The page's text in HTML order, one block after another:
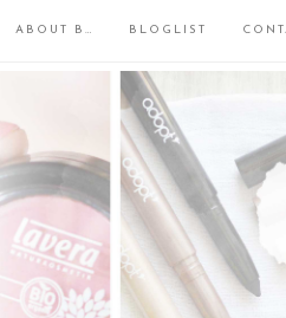
ABOUT B… BLOGLIST